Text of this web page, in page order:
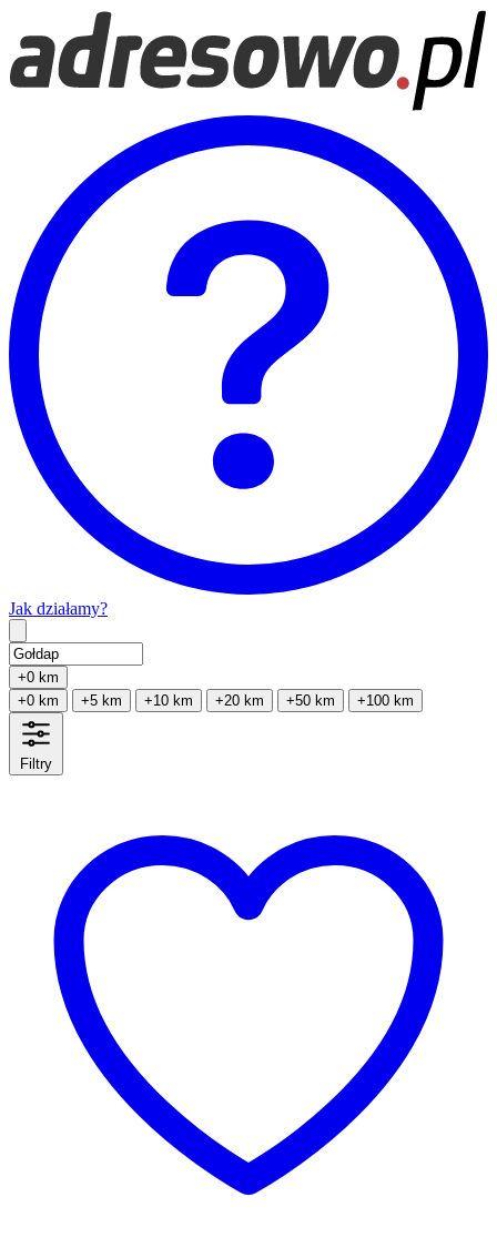
Jak działamy?
+0 km
+0 km
+5 km +10 km +20 km +50 km +100 km
Filtry